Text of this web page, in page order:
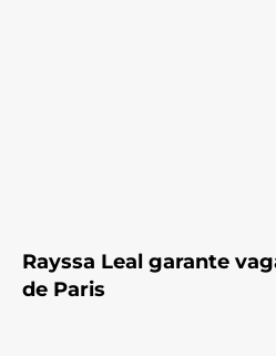
Rayssa Leal garante
de Paris